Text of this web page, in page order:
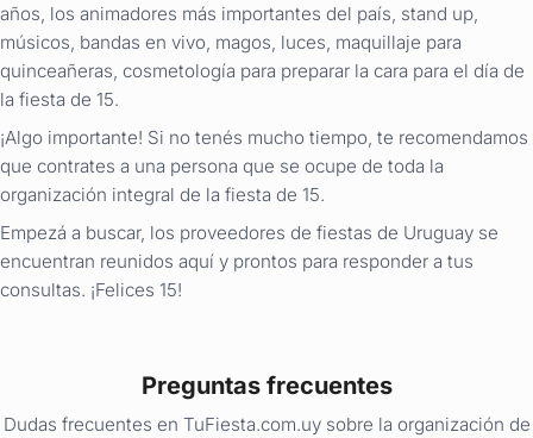
años, los animadores más importantes del país, stand up,
músicos, bandas en vivo, magos, luces, maquillaje para
quinceañeras, cosmetología para preparar la cara para el día de
la fiesta de 15.
¡Algo importante! Si no tenés mucho tiempo, te recomendamos
que contrates a una persona que se ocupe de toda la
organización integral de la fiesta de 15.
Empezá a buscar, los proveedores de fiestas de Uruguay se
encuentran reunidos aquí y prontos para responder a tus
consultas. ¡Felices 15!
Preguntas frecuentes
Dudas frecuentes en TuFiesta.com.uy sobre la organización de